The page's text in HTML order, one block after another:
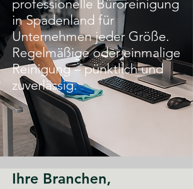
professionelle Büroreinigung
in Spadenland für
Unternehmen jeder Größe.
Regelmäßige oder einmalige
Reinigung – pünktlich und
zuverlässig.
Ihre Branchen,